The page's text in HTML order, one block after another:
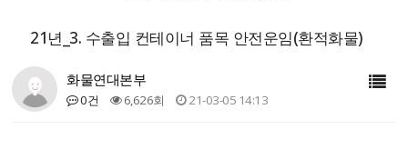
21년_3. 수출입 컨테이너 품목 안전운임(환적화물)
화물연대본부
0건 6,626회 21-03-05 14:13